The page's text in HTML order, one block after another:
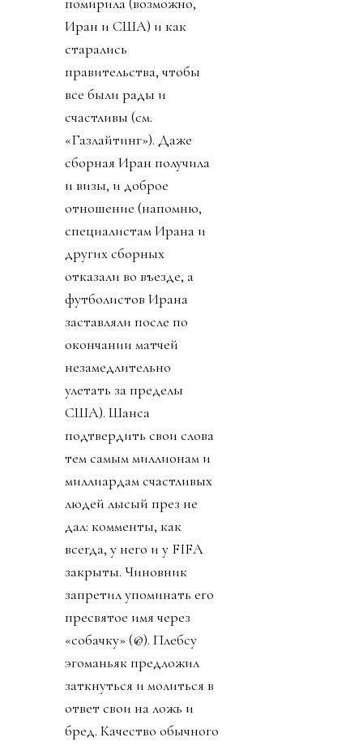
Иран и США) и как
старались
правительства, чтобы
все были рады и
счастливы (см.
«Газлайтинг»). Даже
сборная Иран получила
и визы, и доброе
отношение (напомню,
специалистам Ирана и
других сборных
отказали во въезде, а
футболистов Ирана
заставляли после по
окончании матчей
незамедлительно
улетать за пределы
США). Шанса
подтвердить свои слова
тем самым миллионам и
миллиардам счастливых
людей лысый през не
дал: комменты, как
всегда, у него и у FIFA
закрыты. Чиновник
запретил упоминать его
пресвятое имя через
«собачку» (@). Плебсу
эгоманьяк предложил
заткнуться и молиться в
ответ свои на ложь и
бред. Качество обычного